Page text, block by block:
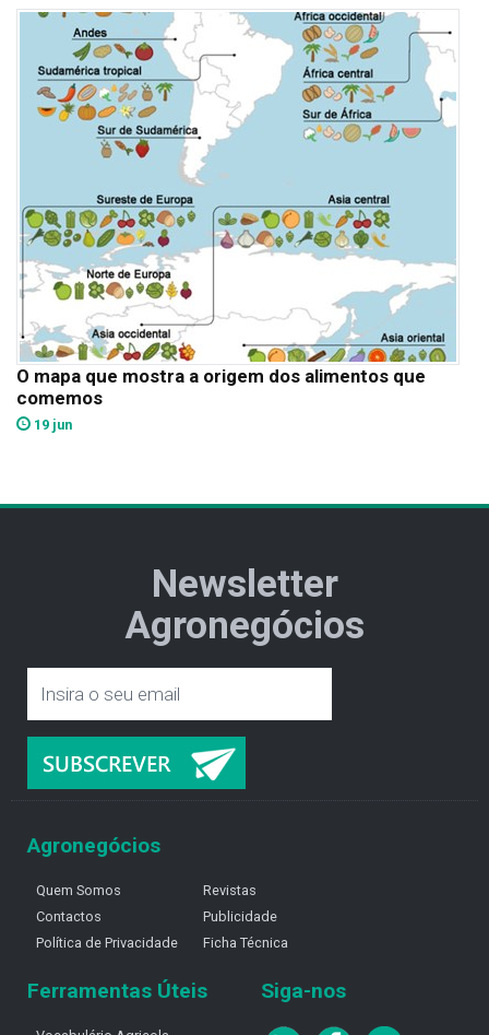
O mapa que mostra a origem dos alimentos que
comemos
19 jun
Newsletter
Agronegócios
Agronegócios
Quem Somos
Contactos
Política de Privacidade
Revistas
Publicidade
Ficha Técnica
Ferramentas Úteis Siga-nos